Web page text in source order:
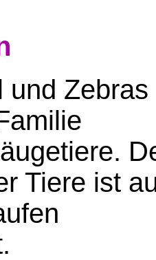
und Zebras
Tiere ist